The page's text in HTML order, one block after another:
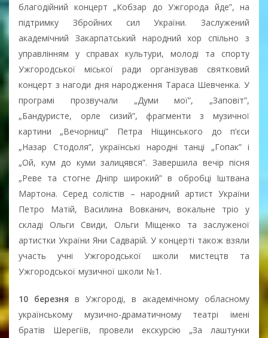
благодійний концерт „Кобзар до Ужгорода йде”, на
підтримку Збройних сил України. Заслужений
академічний Закарпатський народний хор спільно з
управлінням у справах культури, молоді та спорту
Ужгородської міської ради організував святковий
концерт з нагоди дня народження Тараса Шевченка. У
програмі прозвучали „Думи мої”, „Заповіт”,
„Бандуристе, орле сизий”, фрагменти з музичної
картини „Вечорниці” Петра Ніщинського до п’єси
„Назар Стодоля”, українські народні танці „Гопак” і
„Ой, кум до куми залицявся”. Завершила вечір пісня
„Реве та стогне Дніпр широкий” в обробці Іштвана
Мартона. Серед солістів – народний артист України
Петро Матій, Василина Вовканич, вокальне тріо у
складі Ольги Свиди, Ольги Міщенко та заслуженої
артистки України Яни Садварій. У концерті також взяли
участь учні Ужгородської школи мистецтв та
Ужгородської музичної школи №1.
10 березня в Ужгороді, в академічному обласному
українському музично-драматичному театрі імені
братів Шерегіїв, провели екскурсію „За лаштунки